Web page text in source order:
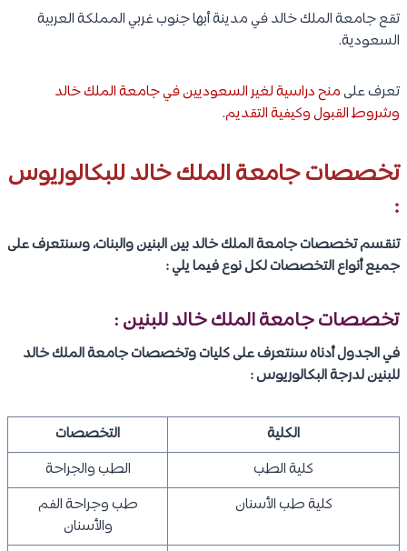
تقع جامعة الملك خالد في مدينة أبها جنوب غربي المملكة العربية
السعودية.
تعرف علىمنح دراسية لغير السعوديين في جامعة الملك خالد
وشروط القبول وكيفية التقديم.
تخصصات جامعة الملك خالد للبكالوريوس
:
تنقسم تخصصات جامعة الملك خالد بين البنين والبنات، وسنتعرف على
جميع أنواع التخصصات لكل نوع فيما يلي :
تخصصات جامعة الملك خالد للبنين :
في الجدول أدناه سنتعرف على كليات وتخصصات جامعة الملك خالد
للبنين لدرجة البكالوريوس :
الكلية
التخصصات
كلية الطب
الطب والجراحة
كلية طب الأسنان
طب وجراحة الفم
والأسنان